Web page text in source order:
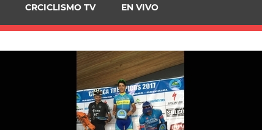
CRCICLISMO TV EN VIVO